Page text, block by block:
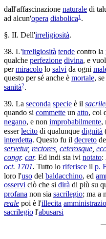
dall'affascinazione naturale di
ad alcun'opera diabolica1 .
§. II. Dell'irreligiosità.
38. L'irreligiosità tende contro la
qualche perfezione divina, e
permiracolo lo salvi da ogni
questo per sé anche è mortale,
sanità2.
39. La seconda specie è il
quando si commette un atto, col
negano, e non improbabilmente,
esserlecito di qualunque dignità
interdetta. Questo fu il decreto
servetur, rectores ceterosque
congr. car. Ed indi sta ivi notato:
oct. 1701. Tutto lo riferisce il p.
loro l'uso del baldacchino, ed
osservi ciò che si dirà di più su
profana non sia sacrilegio; ma a
reale poi è l'illecita
sacrilegio l'abusarsi